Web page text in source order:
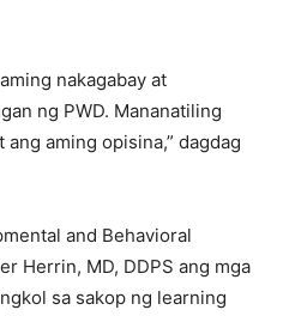
nakagabay at
ng PWD. Mananatiling
aming opisina,” dagdag
and Behavioral
Herrin, MD, DDPS ang mga
sa sakop ng learning